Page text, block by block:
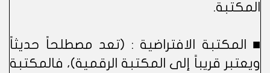
المكتبة.
■ المكتبة الافتراضية : (تعد مصطلحاً حديثاً
ويعتبر قريباً إلى المكتبة الرقمية)، فالمكتبة